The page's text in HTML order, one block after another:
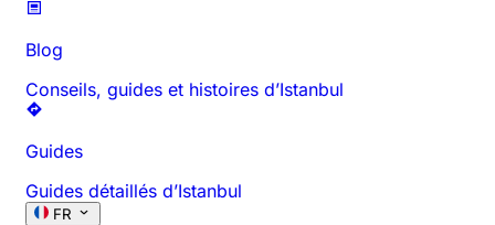
Blog
Conseils, guides et histoires d’Istanbul
Guides
Guides détaillés d’Istanbul
FR